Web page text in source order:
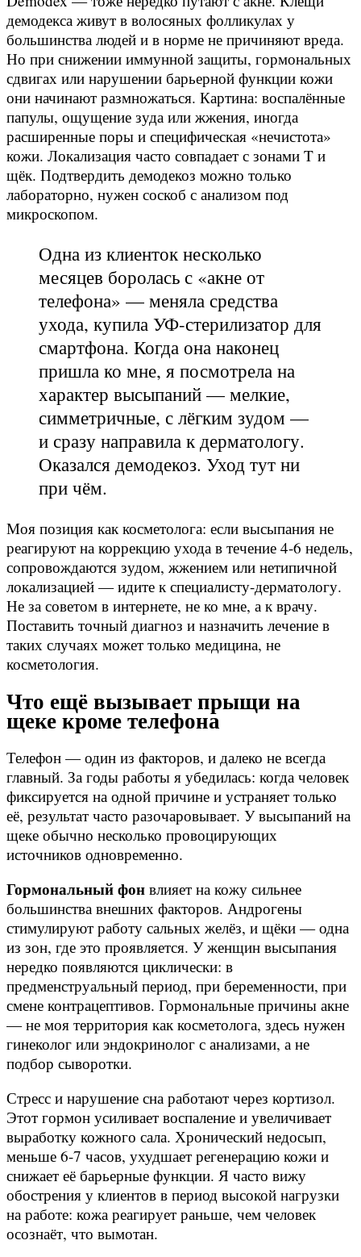
демодекса живут в волосяных фолликулах у
большинства людей и в норме не причиняют вреда.
Но при снижении иммунной защиты, гормональных
сдвигах или нарушении барьерной функции кожи
они начинают размножаться. Картина: воспалённые
папулы, ощущение зуда или жжения, иногда
расширенные поры и специфическая «нечистота»
кожи. Локализация часто совпадает с зонами T и
щёк. Подтвердить демодекоз можно только
лабораторно, нужен соскоб с анализом под
микроскопом.
Одна из клиенток несколько
месяцев боролась с «акне от
телефона» — меняла средства
ухода, купила УФ-стерилизатор для
смартфона. Когда она наконец
пришла ко мне, я посмотрела на
характер высыпаний — мелкие,
симметричные, с лёгким зудом —
и сразу направила к дерматологу.
Оказался демодекоз. Уход тут ни
при чём.
Моя позиция как косметолога: если высыпания не
реагируют на коррекцию ухода в течение 4-6 недель,
сопровождаются зудом, жжением или нетипичной
локализацией — идите к специалисту-дерматологу.
Не за советом в интернете, не ко мне, а к врачу.
Поставить точный диагноз и назначить лечение в
таких случаях может только медицина, не
косметология.
Что ещё вызывает прыщи на
щеке кроме телефона
Телефон — один из факторов, и далеко не всегда
главный. За годы работы я убедилась: когда человек
фиксируется на одной причине и устраняет только
её, результат часто разочаровывает. У высыпаний на
щеке обычно несколько провоцирующих
источников одновременно.
Гормональный фон влияет на кожу сильнее
большинства внешних факторов. Андрогены
стимулируют работу сальных желёз, и щёки — одна
из зон, где это проявляется. У женщин высыпания
нередко появляются циклически: в
предменструальный период, при беременности, при
смене контрацептивов. Гормональные причины акне
— не моя территория как косметолога, здесь нужен
гинеколог или эндокринолог с анализами, а не
подбор сыворотки.
Стресс и нарушение сна работают через кортизол.
Этот гормон усиливает воспаление и увеличивает
выработку кожного сала. Хронический недосып,
меньше 6-7 часов, ухудшает регенерацию кожи и
снижает её барьерные функции. Я часто вижу
обострения у клиентов в период высокой нагрузки
на работе: кожа реагирует раньше, чем человек
осознаёт, что вымотан.